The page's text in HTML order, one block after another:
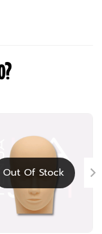
Out Of Stock